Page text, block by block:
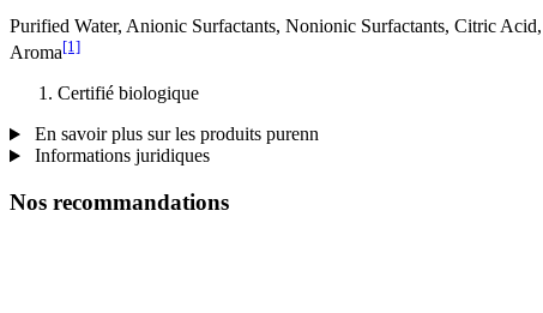
Purified Water, Anionic Surfactants, Nonionic Surfactants, Citric
Aroma[1]
Certifié biologique
En savoir plus sur les produits purenn
Informations juridiques
Nos recommandations